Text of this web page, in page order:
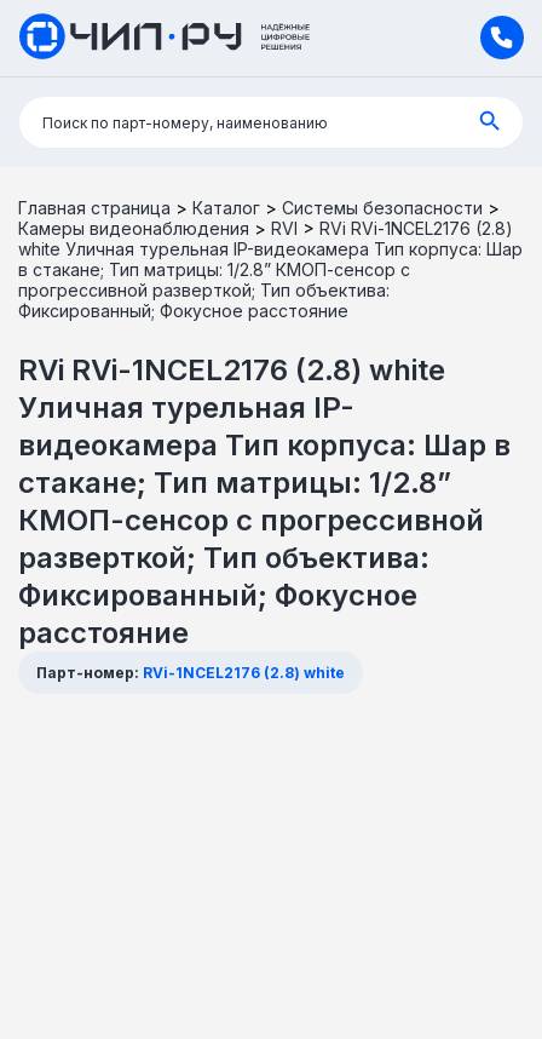
Поиск:
Поиск по парт-номеру, наименованию
Главная страница > Каталог > Системы безопасности >
Камеры видеонаблюдения > RVI > RVi RVi-1NCEL2176 (2.8)
white Уличная турельная IP-видеокамера Тип корпуса: Шар
в стакане; Тип матрицы: 1/2.8” КМОП-сенсор с
прогрессивной разверткой; Тип объектива:
Фиксированный; Фокусное расстояние
RVi RVi-1NCEL2176 (2.8) white
Уличная турельная IP-
видеокамера Тип корпуса: Шар в
стакане; Тип матрицы: 1/2.8”
КМОП-сенсор с прогрессивной
разверткой; Тип объектива:
Фиксированный; Фокусное
расстояние
Парт-номер: RVi-1NCEL2176 (2.8) white